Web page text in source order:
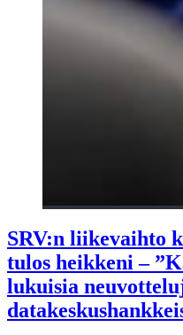
SRV:n liikevaihto
tulos heikkeni –
lukuisia